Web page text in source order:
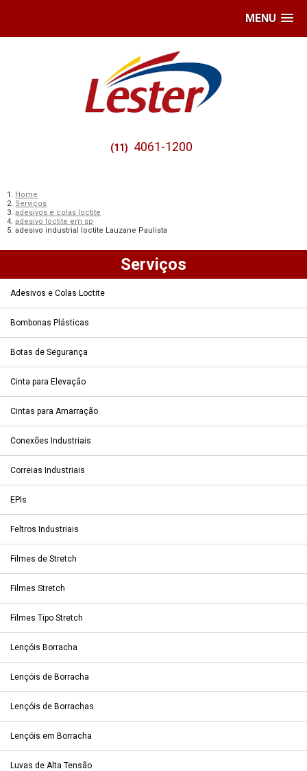
MENU
(11) 4061-1200
Home
Serviços
adesivos e colas loctite
adesivo loctite em sp
adesivo industrial loctite Lauzane Paulista
Serviços
Adesivos e Colas Loctite
Bombonas Plásticas
Botas de Segurança
Cinta para Elevação
Cintas para Amarração
Conexões Industriais
Correias Industriais
EPIs
Feltros Industriais
Filmes de Stretch
Filmes Stretch
Filmes Tipo Stretch
Lençóis Borracha
Lençóis de Borracha
Lençóis de Borrachas
Lençóis em Borracha
Luvas de Alta Tensão